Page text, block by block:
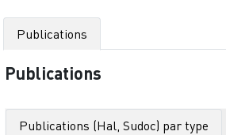
Publications
Publications
Publications (Hal, Sudoc) par type